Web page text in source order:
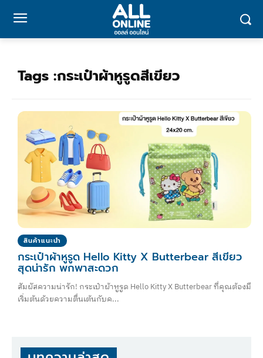
Tags :กระเป๋าผ้าหูรูดสีเขียว
สินค้าแนะนำ
กระเป๋าผ้าหูรูด Hello Kitty X Butterbear สีเขียว
สุดน่ารัก พกพาสะดวก
สัมผัสความน่ารัก! กระเป๋าผ้าหูรูด Hello Kitty X Butterbear ที่คุณต้องมี
เริ่มต้นด้วยความตื่นเต้นกับค...